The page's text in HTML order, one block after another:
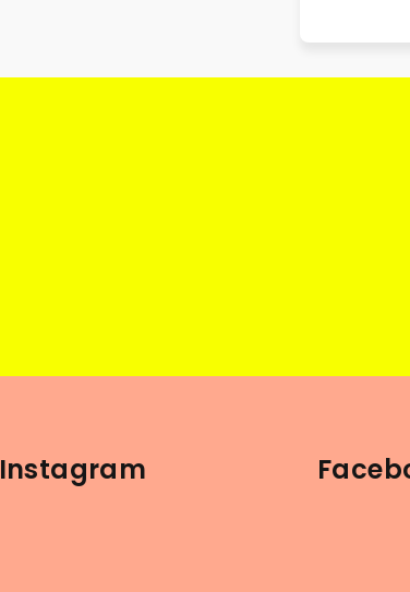
Instagram